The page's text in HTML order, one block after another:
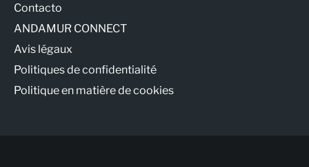
Contacto
ANDAMUR CONNECT
Avis légaux
Politiques de confidentialité
Politique en matière de cookies